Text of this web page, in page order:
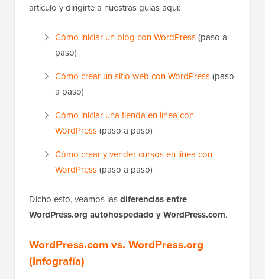
artículo y dirigirte a nuestras guías aquí:
Cómo iniciar un blog con WordPress(paso a
paso)
Cómo crear un sitio web con WordPress(paso
a paso)
Cómo iniciar una tienda en línea con
WordPress(paso a paso)
Cómo crear y vender cursos en línea con
WordPress(paso a paso)
Dicho esto, veamos lasdiferencias entre
WordPress.org autohospedado y WordPress.com.
WordPress.com vs. WordPress.org
(Infografía)